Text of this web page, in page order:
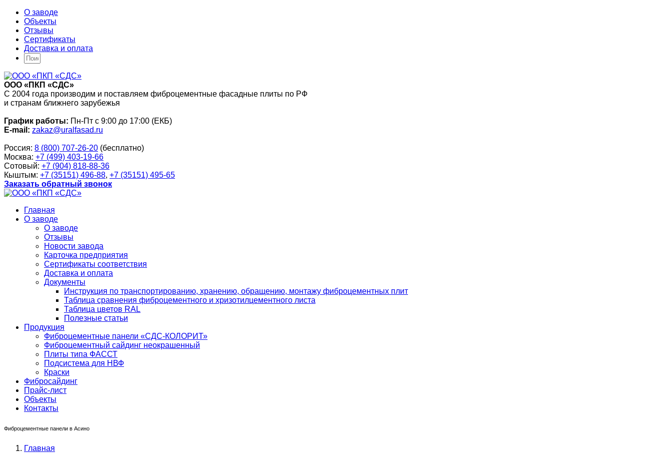
О заводе
Объекты
Отзывы
Сертификаты
Доставка и оплата
ООО «ПКП «СДС»
С 2004 года производим и поставляем фиброцементные фасадные плиты по РФ
и странам ближнего зарубежья
График работы: Пн-Пт с 9:00 до 17:00 (ЕКБ)
E-mail: zakaz@uralfasad.ru
Россия: 8 (800) 707-26-20 (бесплатно)
Москва: +7 (499) 403-19-66
Сотовый: +7 (904) 818-88-36
Кыштым: +7 (35151) 496-88, +7 (35151) 495-65
Заказать обратный звонок
Главная
О заводе
О заводе
Отзывы
Новости завода
Карточка предприятия
Сертификаты соответствия
Доставка и оплата
Документы
Инструкция по транспортированию, хранению, обращению, монтажу фиброцементных плит
Таблица сравнения фиброцементного и хризотилцементного листа
Таблица цветов RAL
Полезные статьи
Продукция
Фиброцементные панели «СДС-КОЛОРИТ»
Фиброцементный сайдинг неокрашенный
Плиты типа ФАССТ
Подсистема для НВФ
Краски
Фибросайдинг
Прайс-лист
Объекты
Контакты
Фиброцементные панели в Асино
Главная